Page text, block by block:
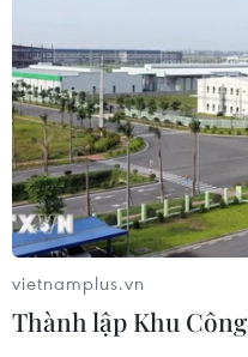
CƠ QUAN CHỦ QUẢN: THÔNG TẤN
Tổng Biên tập: TRẦN
Phó Tổng Biên tập:
THỦY
vietnamplus.vn
Thành lập Khu